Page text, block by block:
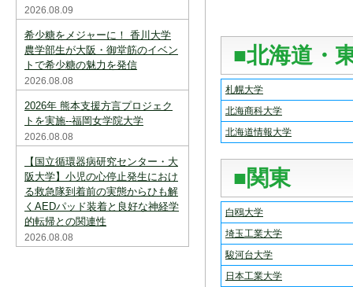
2026.08.09
希少糖をメジャーに！ 香川大学
農学部生が大阪・御堂筋のイベン
トで希少糖の魅力を発信
2026.08.08
2026年 熊本支援方言プロジェク
トを実施--福岡女学院大学
2026.08.08
【国立循環器病研究センター・大
阪大学】小児の心停止発生におけ
る救急隊到着前の実態からひも解
くAEDパッド装着と良好な神経学
的転帰との関連性
2026.08.08
■北海道・
札幌大学
北海商科大学
北海道情報大学
■関東
白鴎大学
埼玉工業大学
駿河台大学
日本工業大学